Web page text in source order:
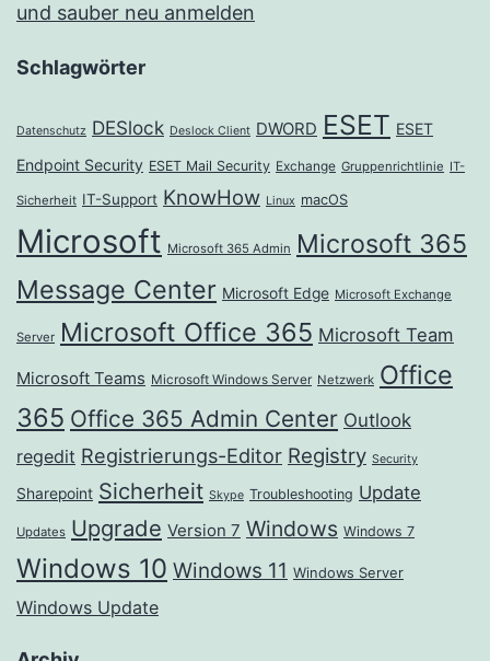
und sauber neu anmelden
Schlagwörter
Datenschutz DESlock Deslock Client DWORD ESET ESET
Endpoint Security ESET Mail Security Exchange Gruppenrichtlinie IT-
Sicherheit IT-Support KnowHow Linux macOS
Microsoft Microsoft 365 Admin Microsoft 365
Message Center Microsoft Edge Microsoft Exchange
Server Microsoft Office 365 Microsoft Team
Microsoft Teams Microsoft Windows Server Netzwerk Office
365 Office 365 Admin Center Outlook
regedit Registrierungs-Editor Registry Security
Sharepoint Sicherheit Skype Troubleshooting Update
Updates Upgrade Version 7 Windows Windows 7
Windows 10 Windows 11 Windows Server
Windows Update